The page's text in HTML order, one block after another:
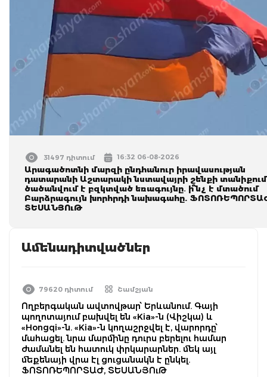
31497 դիտում 16:32 06-08-2026
Արագածոտնի մարզի ընդհանուր իրավասության
դատարանի Աշտարակի նստավայրի շենքի տանիքում
ծածանվում է բզկտված եռագույնը․ ի՞նչ է մտածում
Բարձրագույն խորհրդի նախագահը.
ՏԵՍԱՆՅՈւԹ
Ամենադիտվածներ
79620 դիտում Շամշյան
Ողբերգական ավտովթար՝ Երևանում. Գայի
պողոտայում բախվել են «Kia»-ն (Վիշկա) և
«Hongqi»-ն. «Kia»-ն կողաշրջվել է, վարորդը՝
մահացել. նրա մարմինը դուրս բերելու համար
ժամանել են հատուկ փրկարարներ. մեկ այլ
մեքենայի վրա էլ ցուցանակն է ընկել.
ՖՈՏՈՌԵՊՈՐՏԱԺ, ՏԵՍԱՆՅՈւԹ